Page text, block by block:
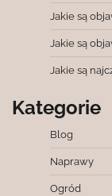
Jakie są
Jakie są
Jakie są
Kategorie
Blog
Naprawy
Ogród